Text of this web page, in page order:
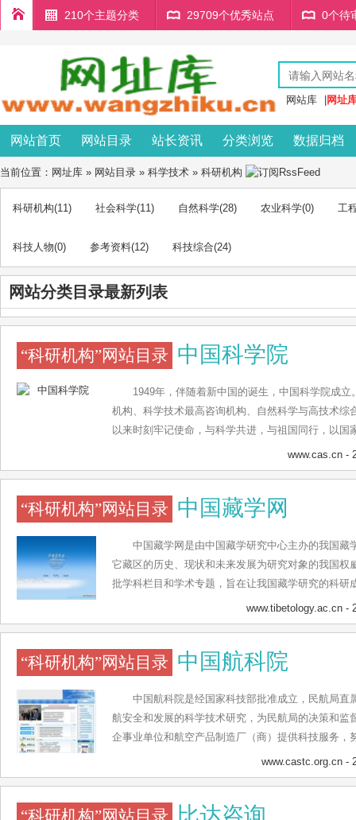
210个主题分类 29709个优秀站点 0个待
网站库 网址
网站首页 网站目录 站长资讯 分类浏览 数据归档
当前位置： 网址库 » 网站目录 » 科学技术 » 科研机构
科研机构(11) 社会科学(11) 自然科学(28) 农业科学(0) 工
科技人物(0) 参考资料(12) 科技综合(24)
网站分类目录最新列表
“科研机构”网站目录 中国科学院
1949年，伴随着新中国的诞生，中国科学院
机构、科学技术最高咨询机构、自然科学与高技术综
以来时刻牢记使命，与科学共进，与祖国同行，以国
出，硕果累累，为我国科技进步、经济社会发展和
献。 成立之初，在中央的支持下，中国科学院迅
来，率先打开与西方国家科技合作的大门，率先实行
立面向全国的科学基金。创办了联想集团等一大批高
现实生产力，发挥了改革先行者的作用。世纪之交
提出建设国家创新体系的构想，实施知识创新工程和
调整重大科技布局，创新科研组织模式，建立现代院
能力显著提升，创新成果不断涌现，提升了中国在
国科技实现跨越发展的基础和优势。在新时期新阶段
技前沿，面向国家重大需求，面向国民经济主战场，
实现科学技术跨越发展，率先建成国家创新人才高地
率先建设国际一流科研机构”。 建院以来，中国
会发展，始终围绕现代化建设需要开展科学研究，产
新中国的主要学科基础，自主发展了一系列战略高技
研体系，带动和支持了我国工业技术体系、国防科
www.cas.cn -
“科研机构”网站目录 中国藏学网
中国藏学网是由中国藏学研究中心主办的我国藏
它藏区的历史、现状和未来发展为研究对象的我国权
批学科栏目和学术专题，旨在让我国藏学研究的科研
世界各地。中国藏学网目前设置有学界动态、藏学
划、国际往来、藏学讲堂、在线交流等主要栏目，涵
www.tibetology.ac.cn -
“科研机构”网站目录 中国航科院
中国航科院是经国家科技部批准成立，民航局直
航安全和发展的科学技术研究，为民航局的决策和监
企事业单位和航空产品制造厂（商）提供科技服务，
进步的现代科研院所，成为民航安全、运行和发展
验验证机构和一流的行业发展智库。中国航科院秉承
展”的格局，建立了研究门类齐全、涵盖民航安全、
www.castc.org.cn -
“科研机构”网站目录 比达咨询